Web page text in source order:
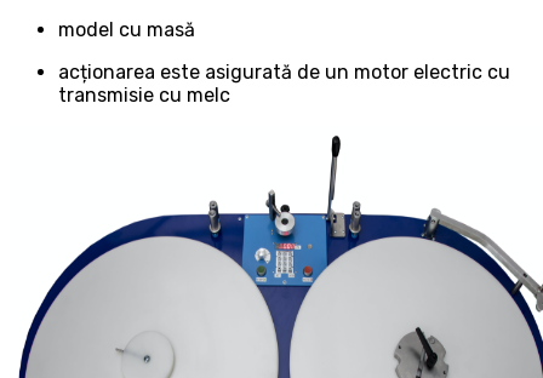
model cu masă
acționarea este asigurată de un motor electric cu
transmisie cu melc